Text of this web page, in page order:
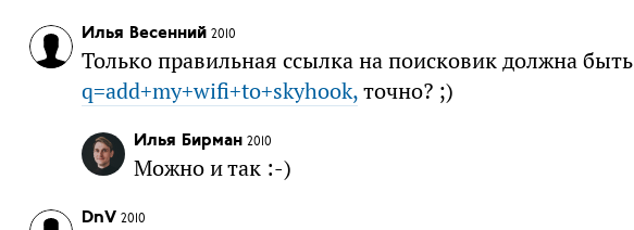
Илья Весенний 2010
Только правильная ссылка на поисковик должна быть
q=add+my+wifi+to+skyhook,точно? ;)
Илья Бирман 2010
Можно и так :-)
DnV 2010